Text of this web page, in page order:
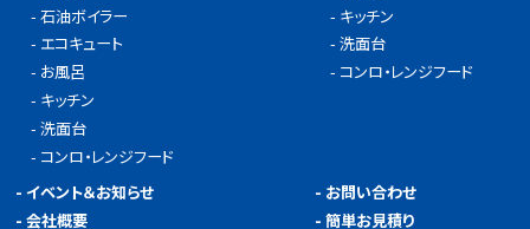
-石油ボイラー
- エコキュート
- お風呂
- キッチン
-洗面台
- コンロ・レンジフード
- キッチン
-洗面台
- コンロ・レンジフード
- イベント＆お知らせ
-会社概要
- お問い合わせ
-簡単お見積り